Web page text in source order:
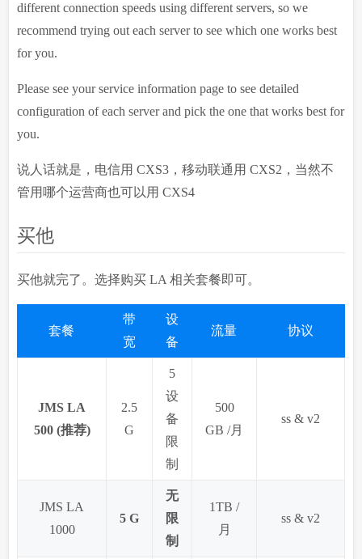
different connection speeds using different servers, so we
recommend trying out each server to see which one works best
for you.
Please see your service information page to see detailed
configuration of each server and pick the one that works best for
you.
说人话就是，电信用 CXS3，移动联通用 CXS2，当然不
管用哪个运营商也可以用 CXS4
买他
买他就完了。选择购买 LA 相关套餐即可。
套餐
带
宽
设
备
流量 协议
JMS LA
500 (推荐)
2.5
G
5
设
备
限
制
500
GB /月
ss & v2
JMS LA
1000
5 G
无
限
制
1TB /
月
ss & v2